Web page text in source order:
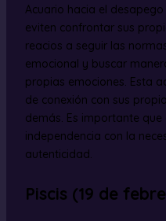
Acuario hacia el
eviten confrontar sus
reacios a seguir las
emocional y buscar
propias emociones. Esta
de conexión con sus
demás. Es importante
independencia con la
autenticidad.
Piscis (19 de